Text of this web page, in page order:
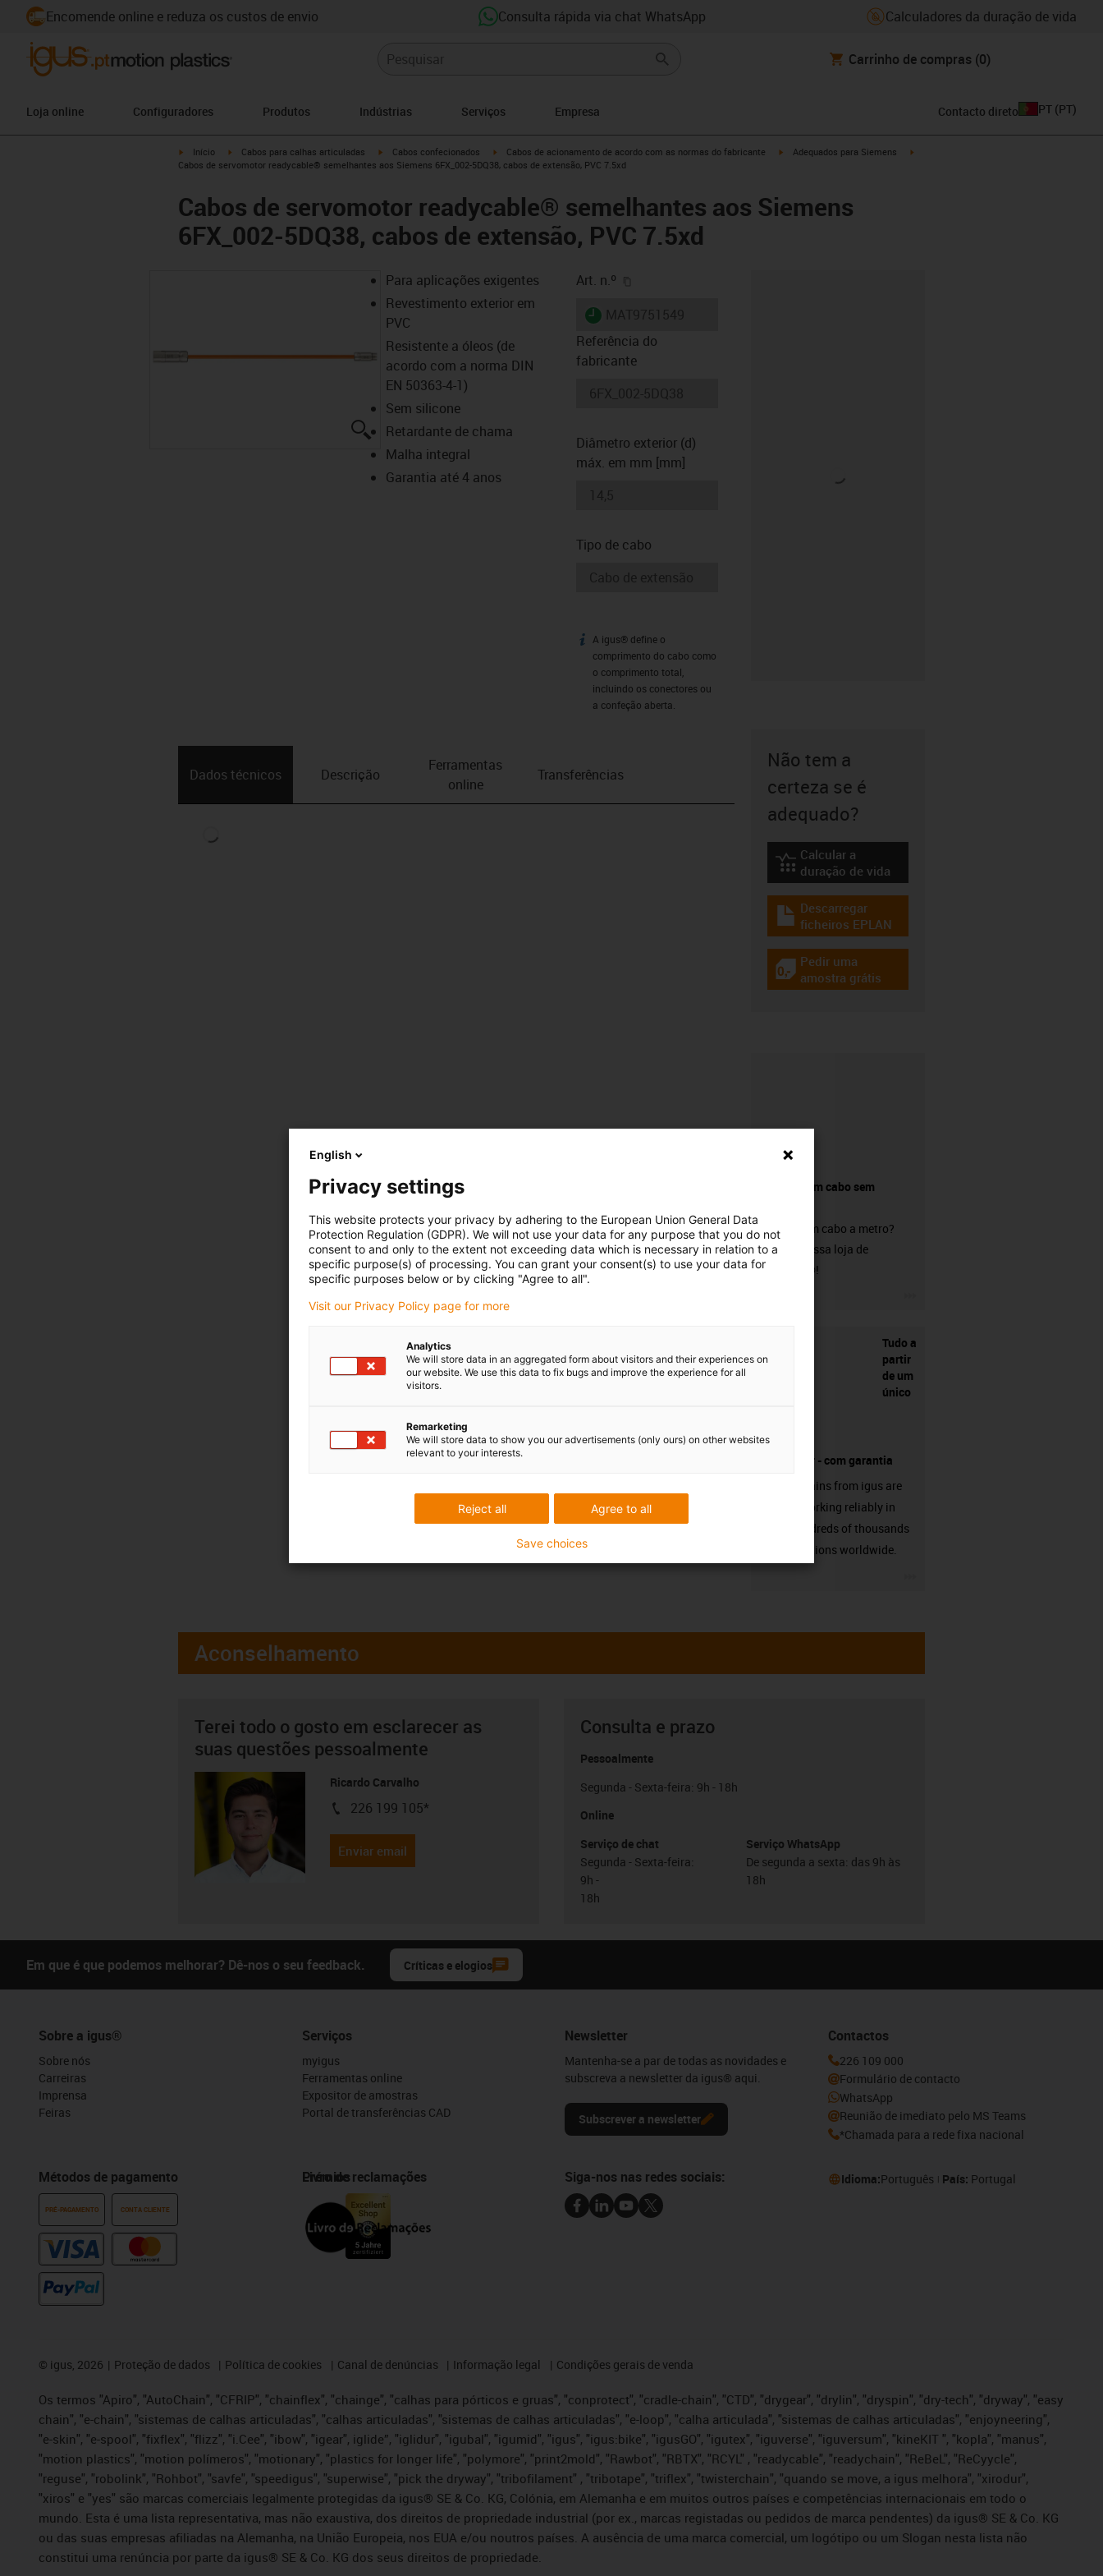
Encomende online e reduza os custos de envio Consulta rápida via chat WhatsApp Calculadores da duração de vida
Carrinho de compras (0)
Loja online Configuradores Produtos Indústrias Serviços Empresa Contacto direto PT (PT)
igus-icon-arrow-right
Início igus-icon-arrow-right
Cabos para calhas articuladas igus-icon-arrow-right
Cabos confecionados igus-icon-arrow-right
Cabos de acionamento de acordo com as normas do fabricante igus-icon-arrow-right
Adequados para Siemens
Cabos de servomotor readycable® semelhantes aos Siemens 6FX_002-5DQ38, cabos de extensão, PVC 7.5xd
Cabos de servomotor readycable® semelhantes aos Siemens
6FX_002-5DQ38, cabos de extensão, PVC 7.5xd
igus-icon-lupe
Para aplicações exigentes
Revestimento exterior em
PVC
Resistente a óleos (de
acordo com a norma DIN
EN 50363-4-1)
Sem silicone
Retardante de chama
Malha integral
Garantia até 4 anos
Art. n.º
igus-icon-lieferzeit
Referência do
fabricante
Diâmetro exterior (d)
máx. em mm [mm]
Tipo de cabo
igus-icon-info
A igus® define o
comprimento do cabo como
o comprimento total,
incluindo os conectores ou
a confeção aberta.
Dados técnicos Descrição
Ferramentas
online
Transferências
Não tem a
certeza se é
adequado?
igus-icon-lebensdauerrechner
Calcular a
duração de vida
igus-icon-download-plan
Descarregar
ficheiros EPLAN
igus-icon-gratismuster
Pedir uma
amostra grátis
Comprar um cabo sem
Procura um cabo a metro?
Visite a nossa loja de
chainflex®!
Tudo a
partir
de um
único
fornecedor - com garantia
Energy chains from igus are
already working reliably in
many hundreds of thousands
of applications worldwide.
Aconselhamento
Terei todo o gosto em esclarecer as
suas questões pessoalmente
Ricardo Carvalho
igus-icon-phone
226 199 105*
Enviar email
Consulta e prazo
Pessoalmente
Segunda - Sexta-feira: 9h - 18h
Online
Serviço de chat
Segunda - Sexta-feira:
9h -
18h
Serviço WhatsApp
De segunda a sexta: das 9h às
18h
Em que é que podemos melhorar? Dê-nos o seu feedback. Críticas e elogios
Sobre a igus®
Sobre nós
Carreiras
Imprensa
Feiras
Métodos de pagamento
PRÉ-PAGAMENTO CONTA CLIENTE
Serviços
myigus
Ferramentas online
Expositor de amostras
Portal de transferências CAD
Prémios
Livro de reclamações
Newsletter
Mantenha-se a par de todas as novidades e
subscreva a newsletter da igus® aqui.
Subscrever a newsletter
Contactos
226 109 000
Formulário de contacto
WhatsApp
Reunião de imediato pelo MS Teams
*Chamada para a rede fixa nacional
Siga-nos nas redes sociais: Idioma:Português País: Portugal
© igus, 2026 Proteção de dados Política de cookies Canal de denúncias Informação legal Condições gerais de venda
Os termos "Apiro", "AutoChain", "CFRIP", "chainflex", "chainge", "calhas para pórticos e gruas", "conprotect", "cradle-chain", "CTD", "drygear", "drylin", "dryspin", "dry-tech", "dryway", "easy
chain", "e-chain", "sistemas de calhas articuladas", "calhas articuladas", "sistemas de calhas articuladas", "e-loop", "calha articulada", "sistemas de calhas articuladas", "enjoyneering",
"e-skin", "e-spool", "fixflex", "flizz", "i.Cee", "ibow", "igear", iglide”, "iglidur", "igubal", "igumid", "igus", "igus:bike", "igusGO", "igutex", "iguverse", "iguversum", "kineKIT ", "kopla", "manus",
"motion plastics", "motion polímeros", "motionary", "plastics for longer life", "polymore", "print2mold", "Rawbot", "RBTX", "RCYL" , "readycable", "readychain", "ReBeL", "ReCyycle",
"reguse", "robolink", "Rohbot", "savfe", "speedigus", "superwise", "pick the dryway", "tribofilament" , "tribotape", "triflex", "twisterchain", "quando se move, a igus melhora", "xirodur",
"xiros" e "yes" são marcas comerciais legalmente protegidas da igus® SE & Co. KG, Colónia, em Alemanha e em muitos outros países e competências internacionais em todo o
mundo. Esta é uma lista representativa, mas não exaustiva, dos direitos de propriedade industrial (por ex., marcas registadas ou pedidos de marca pendentes) da igus® SE & Co. KG
ou das suas empresas afiliadas na Alemanha, na União Europeia, nos EUA e/ou noutros países. A ausência de uma marca comercial, um logótipo ou um Slogan nesta lista não
constitui uma renúncia por parte da igus® SE & Co. KG dos seus direitos de propriedade.
English
Privacy settings
This website protects your privacy by adhering to the European Union General Data
Protection Regulation (GDPR). We will not use your data for any purpose that you do not
consent to and only to the extent not exceeding data which is necessary in relation to a
specific purpose(s) of processing. You can grant your consent(s) to use your data for
specific purposes below or by clicking "Agree to all".
Visit our Privacy Policy page for more
Analytics
We will store data in an aggregated form about visitors and their experiences on
our website. We use this data to fix bugs and improve the experience for all
visitors.
Remarketing
We will store data to show you our advertisements (only ours) on other websites
relevant to your interests.
Agree to all
Reject all
Save choices